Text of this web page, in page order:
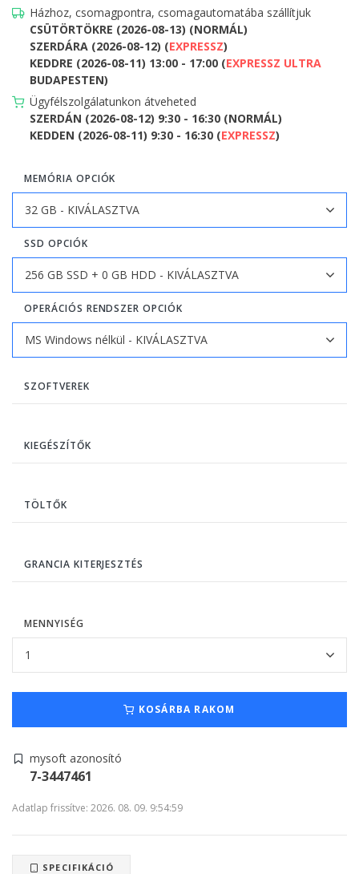
Házhoz, csomagpontra, csomagautomatába szállítjuk
CSÜTÖRTÖKRE (2026-08-13) (NORMÁL)
SZERDÁRA (2026-08-12) (EXPRESSZ)
KEDDRE (2026-08-11) 13:00 - 17:00 (EXPRESSZ ULTRA
BUDAPESTEN)
Ügyfélszolgálatunkon átveheted
SZERDÁN (2026-08-12) 9:30 - 16:30 (NORMÁL)
KEDDEN (2026-08-11) 9:30 - 16:30 (EXPRESSZ)
MEMÓRIA OPCIÓK
SSD OPCIÓK
OPERÁCIÓS RENDSZER OPCIÓK
SZOFTVEREK
KIEGÉSZÍTŐK
TÖLTŐK
GRANCIA KITERJESZTÉS
MENNYISÉG
KOSÁRBA RAKOM
mysoft azonosító
7-3447461
Adatlap frissítve: 2026. 08. 09. 9:54:59
SPECIFIKÁCIÓ